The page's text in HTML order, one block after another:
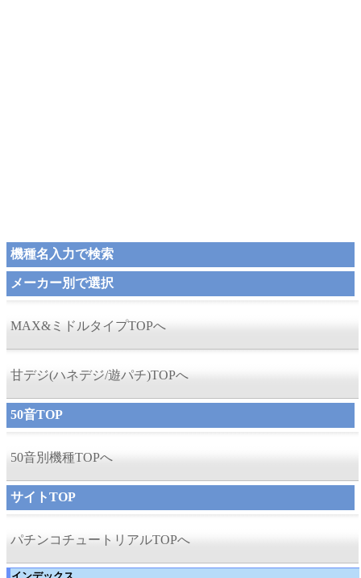
機種名入力で検索
メーカー別で選択
MAX&ミドルタイプTOPへ
甘デジ(ハネデジ/遊パチ)TOPへ
50音TOP
50音別機種TOPへ
サイトTOP
パチンコチュートリアルTOPへ